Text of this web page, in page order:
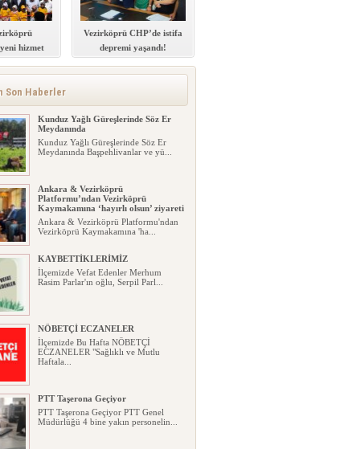
hizmet
Vezirköprü CHP’de istifa
depremi yaşandı!
Son Haberler
Kunduz Yağlı Güreşlerinde Söz Er
Meydanında
Kunduz Yağlı Güreşlerinde Söz Er
Meydanında Başpehlivanlar ve yü...
Ankara & Vezirköprü
Platformu’ndan Vezirköprü
Kaymakamına ‘hayırlı olsun’ ziyareti
Ankara & Vezirköprü Platformu'ndan
Vezirköprü Kaymakamına 'ha...
KAYBETTİKLERİMİZ
İlçemizde Vefat Edenler Merhum
Rasim Parlar'ın oğlu, Serpil Parl...
NÖBETÇİ ECZANELER
İlçemizde Bu Hafta NÖBETÇİ
ECZANELER "Sağlıklı ve Mutlu
Haftala...
PTT Taşerona Geçiyor
PTT Taşerona Geçiyor PTT Genel
Müdürlüğü 4 bine yakın personelin...